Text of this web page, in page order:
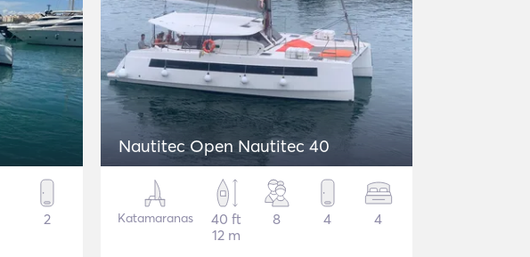
2
Nautitec Open Nautitec 40
Katamaranas
40 ft
12 m
8 4 4